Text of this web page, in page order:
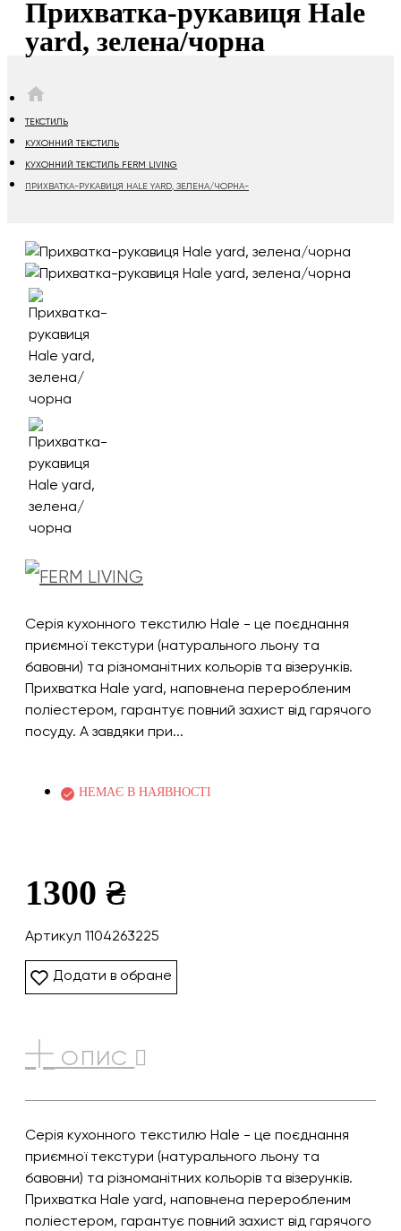
Прихватка-рукавиця Hale
yard, зелена/чорна
ТЕКСТИЛЬ
КУХОННИЙ ТЕКСТИЛЬ
КУХОННИЙ ТЕКСТИЛЬ FERM LIVING
ПРИХВАТКА-РУКАВИЦЯ HALE YARD, ЗЕЛЕНА/ЧОРНА-
Серія кухонного текстилю Hale - це поєднання
приємної текстури (натурального льону та
бавовни) та різноманітних кольорів та візерунків.
Прихватка Hale yard, наповнена переробленим
поліестером, гарантує повний захист від гарячого
посуду. А завдяки при...
НЕМАЄ В НАЯВНОСТІ
1300 ₴
Артикул 1104263225
Додати в обране
ОПИС
Серія кухонного текстилю Hale - це поєднання
приємної текстури (натурального льону та
бавовни) та різноманітних кольорів та візерунків.
Прихватка Hale yard, наповнена переробленим
поліестером, гарантує повний захист від гарячого